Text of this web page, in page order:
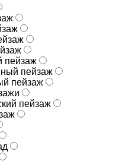
пейзаж
пейзаж
пейзаж
пейзаж